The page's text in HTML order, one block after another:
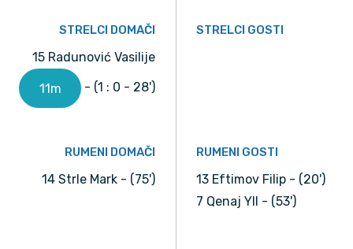
STRELCI DOMAČI
15 Radunović Vasilije
11m - (1 : 0 - 28')
STRELCI GOSTI
RUMENI DOMAČI
14 Strle Mark - (75')
RUMENI GOSTI
13 Eftimov Filip - (20')
7 Qenaj Yll - (53')